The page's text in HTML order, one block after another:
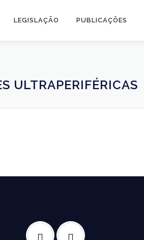
LEGISLAÇÃO PUBLICAÇÕES
ULTRAPERIFÉRICAS